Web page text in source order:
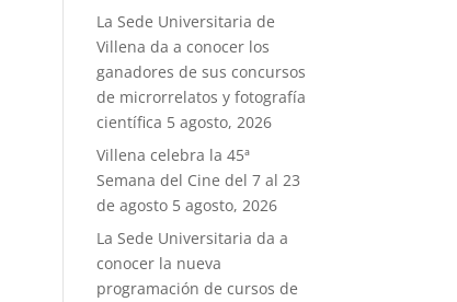
La Sede Universitaria de
Villena da a conocer los
ganadores de sus concursos
de microrrelatos y fotografía
científica 5 agosto, 2026
Villena celebra la 45ª
Semana del Cine del 7 al 23
de agosto 5 agosto, 2026
La Sede Universitaria da a
conocer la nueva
programación de cursos de